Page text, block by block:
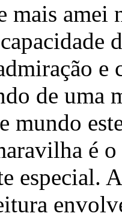
mais amei
de uma
mundo
é
especial.